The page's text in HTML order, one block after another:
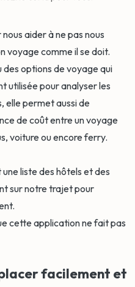
aider à ne pas nous
voyage comme il se doit.
des options de voyage qui
utilisée pour analyser les
elle permet aussi de
de coût entre un voyage
voiture ou encore ferry.
liste des hôtels et des
sur notre trajet pour
cette application ne fait pas
facilement et